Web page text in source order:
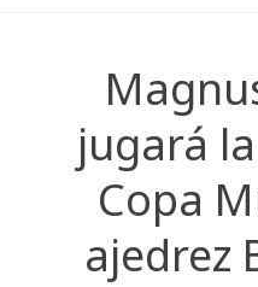
jugará
Copa
ajedrez